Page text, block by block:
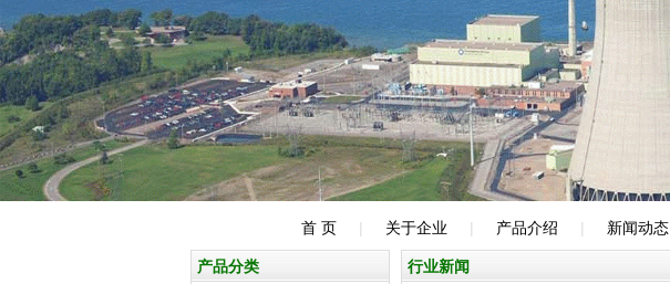
首 页 | 关于企业 | 产品介绍 | 新闻动态
产品分类
行业新闻